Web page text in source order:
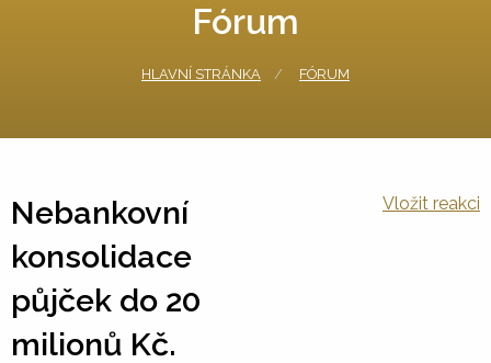
Fórum
HLAVNÍ STRÁNKA FÓRUM
Nebankovní
konsolidace
půjček do 20
milionů Kč.
Vložit reakci